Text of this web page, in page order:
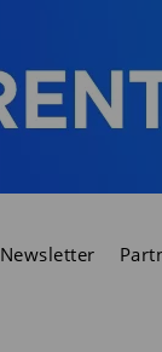
Newsletter